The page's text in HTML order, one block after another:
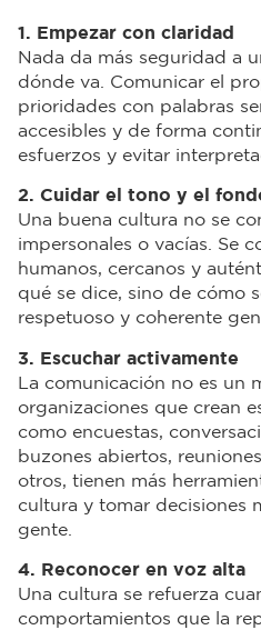
1. Empezar con claridad
Nada da más seguridad a
dónde va. Comunicar el
prioridades con palabras
accesibles y de forma
esfuerzos y evitar
2. Cuidar el tono y el
Una buena cultura no se
impersonales o vacías. Se
humanos, cercanos y
qué se dice, sino de cómo
respetuoso y coherente
3. Escuchar activamente
La comunicación no es un
organizaciones que crean
como encuestas,
buzones abiertos,
otros, tienen más
cultura y tomar decisiones
gente.
4. Reconocer en voz alta
Una cultura se refuerza
comportamientos que la